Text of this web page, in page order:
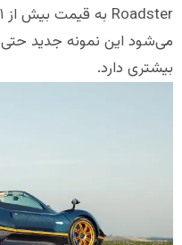
می‌شود این نمونه جدید
بیشتری دارد.